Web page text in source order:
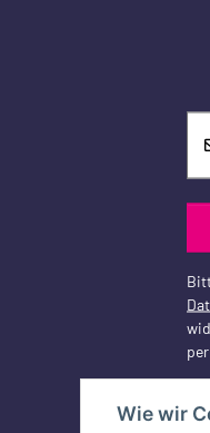
Wie wir